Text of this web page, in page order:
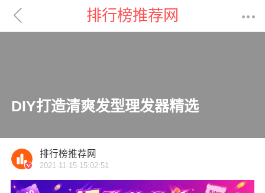
 排行榜推荐网 
DIY打造清爽发型理发器精选

排行榜推荐网
2021-11-15 15:02:51